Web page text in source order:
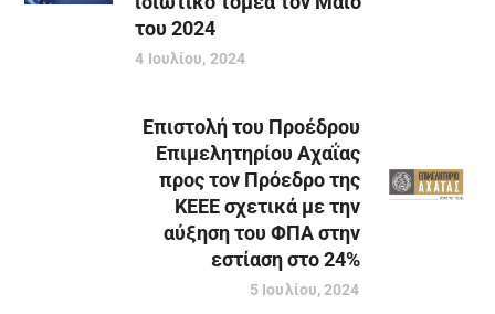
του 2024
4 Ιουλίου, 2024
Επιστολή του Προέδρου
Επιμελητηρίου Αχαΐας
προς τον Πρόεδρο της
ΚΕΕΕ σχετικά με την
αύξηση του ΦΠΑ στην
εστίαση στο 24%
5 Ιουλίου, 2024